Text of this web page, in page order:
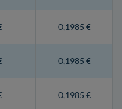
0,1985 €
0,1985 €
0,1985 €